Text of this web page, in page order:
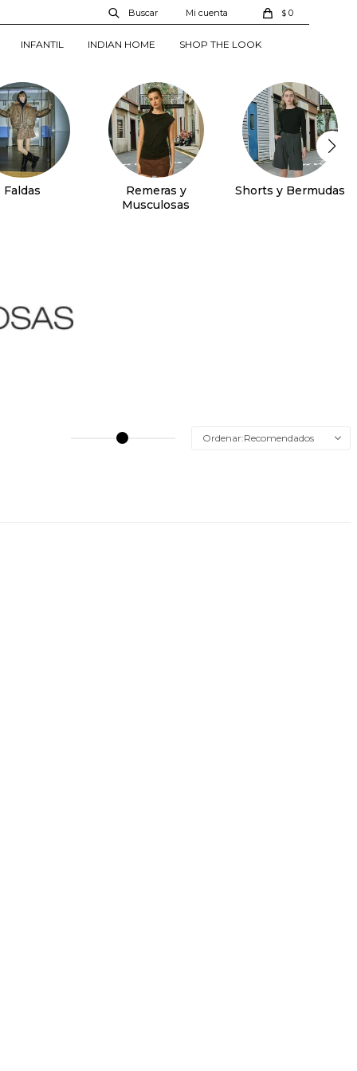
INFANTIL INDIAN HOME SHOP THE LOOK
$ 0
Faldas
Remeras y
Musculosas
Shorts y Bermudas
Recomendados